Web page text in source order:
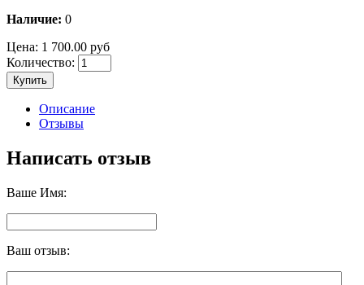
Наличие: 0
Цена: 1 700.00 руб
Количество:
Купить
Описание
Отзывы
Написать отзыв
Ваше Имя:
Ваш отзыв: